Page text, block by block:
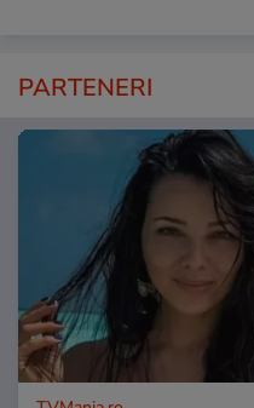
PARTENERI